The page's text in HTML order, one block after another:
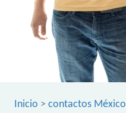
Inicio > contactos México